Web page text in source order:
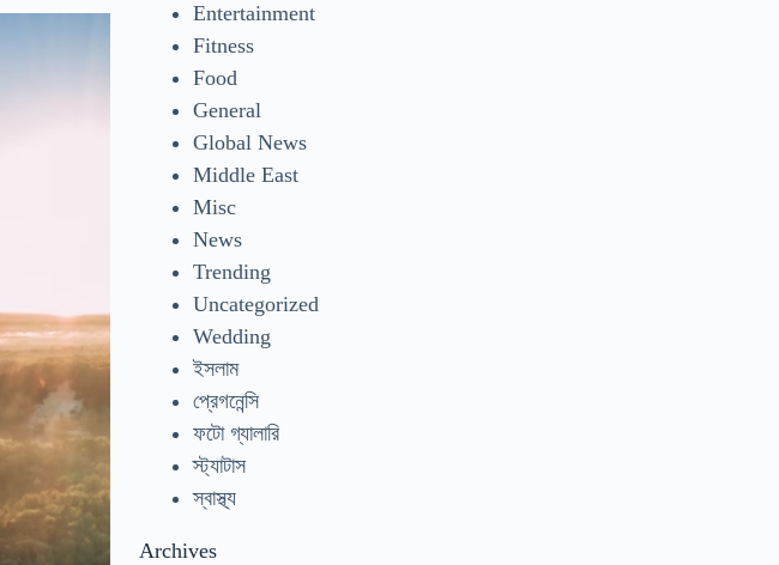
Entertainment
Fitness
Food
General
Global News
Middle East
Misc
News
Trending
Uncategorized
Wedding
ইসলাম
প্রেগনেন্সি
ফটো গ্যালারি
স্ট্যাটাস
স্বাস্থ্য
Archives